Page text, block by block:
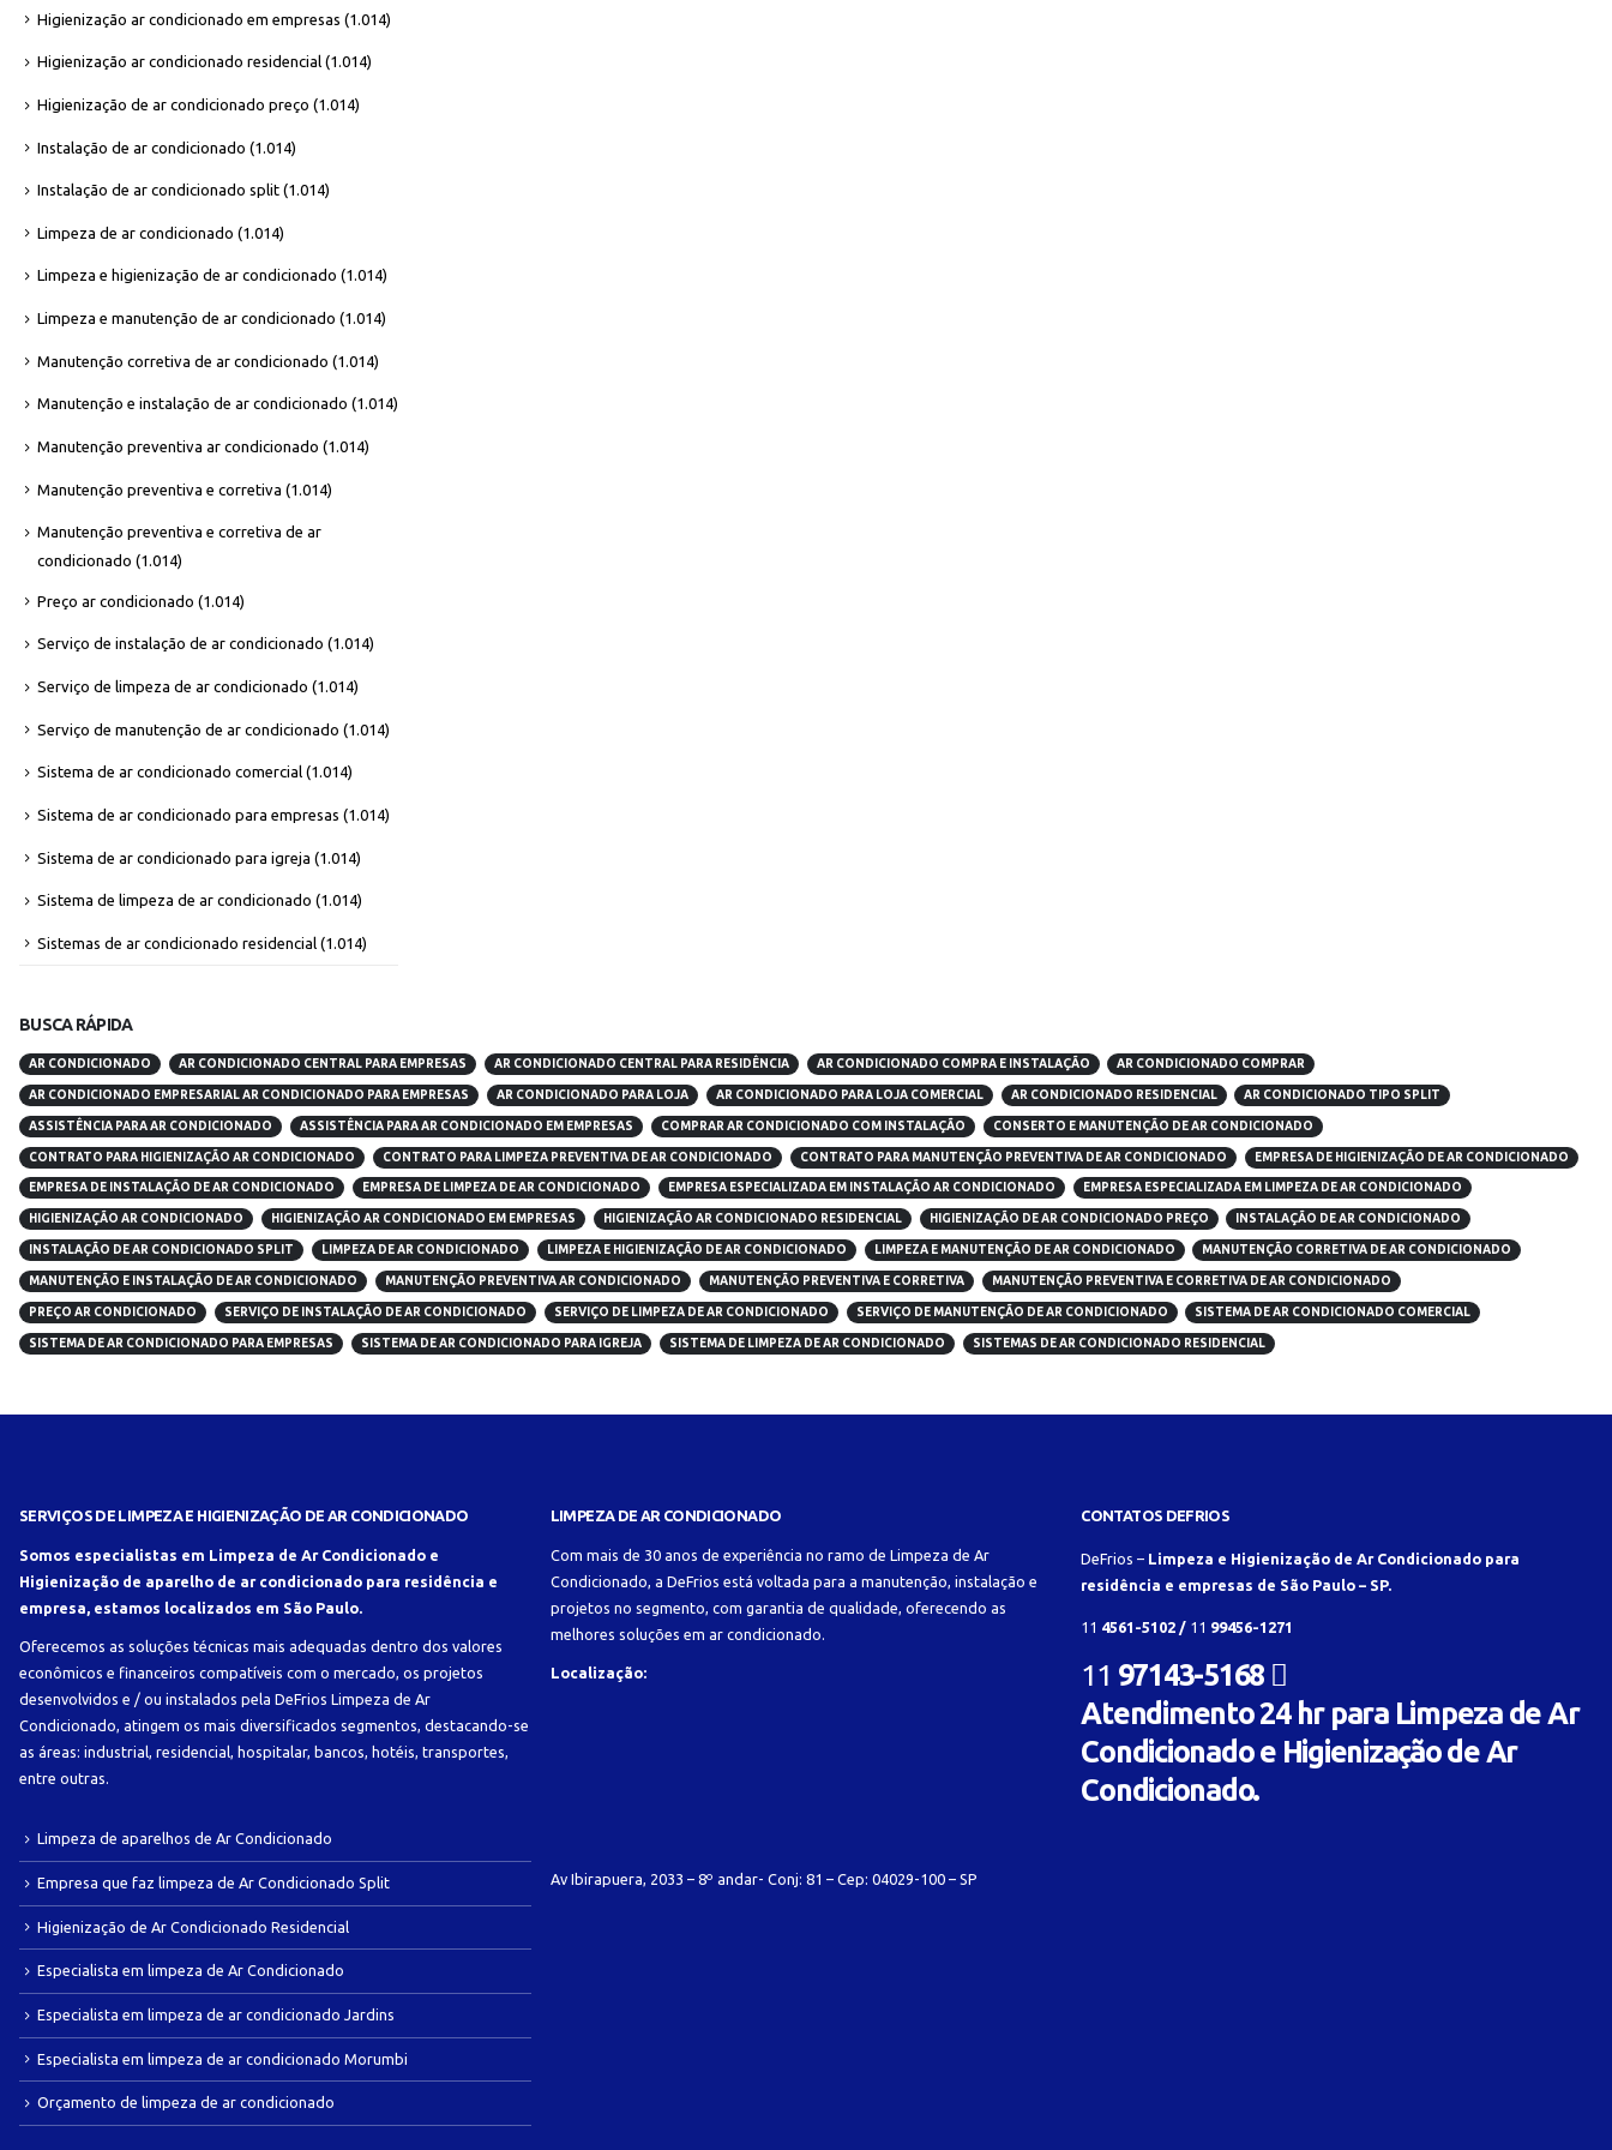
Higienização ar condicionado em empresas (1.014)
Higienização ar condicionado residencial (1.014)
Higienização de ar condicionado preço (1.014)
Instalação de ar condicionado (1.014)
Instalação de ar condicionado split (1.014)
Limpeza de ar condicionado (1.014)
Limpeza e higienização de ar condicionado (1.014)
Limpeza e manutenção de ar condicionado (1.014)
Manutenção corretiva de ar condicionado (1.014)
Manutenção e instalação de ar condicionado (1.014)
Manutenção preventiva ar condicionado (1.014)
Manutenção preventiva e corretiva (1.014)
Manutenção preventiva e corretiva de ar
condicionado (1.014)
Preço ar condicionado (1.014)
Serviço de instalação de ar condicionado (1.014)
Serviço de limpeza de ar condicionado (1.014)
Serviço de manutenção de ar condicionado (1.014)
Sistema de ar condicionado comercial (1.014)
Sistema de ar condicionado para empresas (1.014)
Sistema de ar condicionado para igreja (1.014)
Sistema de limpeza de ar condicionado (1.014)
Sistemas de ar condicionado residencial (1.014)
BUSCA RÁPIDA
AR CONDICIONADO AR CONDICIONADO CENTRAL PARA EMPRESAS AR CONDICIONADO CENTRAL PARA RESIDÊNCIA AR CONDICIONADO COMPRA E INSTALAÇÃO AR CONDICIONADO COMPRAR
AR CONDICIONADO EMPRESARIAL AR CONDICIONADO PARA EMPRESAS AR CONDICIONADO PARA LOJA AR CONDICIONADO PARA LOJA COMERCIAL AR CONDICIONADO RESIDENCIAL AR CONDICIONADO TIPO SPLIT
ASSISTÊNCIA PARA AR CONDICIONADO ASSISTÊNCIA PARA AR CONDICIONADO EM EMPRESAS COMPRAR AR CONDICIONADO COM INSTALAÇÃO CONSERTO E MANUTENÇÃO DE AR CONDICIONADO
CONTRATO PARA HIGIENIZAÇÃO AR CONDICIONADO CONTRATO PARA LIMPEZA PREVENTIVA DE AR CONDICIONADO CONTRATO PARA MANUTENÇÃO PREVENTIVA DE AR CONDICIONADO EMPRESA DE HIGIENIZAÇÃO DE AR CONDICIONADO
EMPRESA DE INSTALAÇÃO DE AR CONDICIONADO EMPRESA DE LIMPEZA DE AR CONDICIONADO EMPRESA ESPECIALIZADA EM INSTALAÇÃO AR CONDICIONADO EMPRESA ESPECIALIZADA EM LIMPEZA DE AR CONDICIONADO
HIGIENIZAÇÃO AR CONDICIONADO HIGIENIZAÇÃO AR CONDICIONADO EM EMPRESAS HIGIENIZAÇÃO AR CONDICIONADO RESIDENCIAL HIGIENIZAÇÃO DE AR CONDICIONADO PREÇO INSTALAÇÃO DE AR CONDICIONADO
INSTALAÇÃO DE AR CONDICIONADO SPLIT LIMPEZA DE AR CONDICIONADO LIMPEZA E HIGIENIZAÇÃO DE AR CONDICIONADO LIMPEZA E MANUTENÇÃO DE AR CONDICIONADO MANUTENÇÃO CORRETIVA DE AR CONDICIONADO
MANUTENÇÃO E INSTALAÇÃO DE AR CONDICIONADO MANUTENÇÃO PREVENTIVA AR CONDICIONADO MANUTENÇÃO PREVENTIVA E CORRETIVA MANUTENÇÃO PREVENTIVA E CORRETIVA DE AR CONDICIONADO
PREÇO AR CONDICIONADO SERVIÇO DE INSTALAÇÃO DE AR CONDICIONADO SERVIÇO DE LIMPEZA DE AR CONDICIONADO SERVIÇO DE MANUTENÇÃO DE AR CONDICIONADO SISTEMA DE AR CONDICIONADO COMERCIAL
SISTEMA DE AR CONDICIONADO PARA EMPRESAS SISTEMA DE AR CONDICIONADO PARA IGREJA SISTEMA DE LIMPEZA DE AR CONDICIONADO SISTEMAS DE AR CONDICIONADO RESIDENCIAL
SERVIÇOS DE LIMPEZA E HIGIENIZAÇÃO DE AR CONDICIONADO
Somos especialistas em Limpeza de Ar Condicionado e
Higienização de aparelho de ar condicionado para residência e
empresa, estamos localizados em São Paulo.
Oferecemos as soluções técnicas mais adequadas dentro dos valores
econômicos e financeiros compatíveis com o mercado, os projetos
desenvolvidos e / ou instalados pela DeFrios Limpeza de Ar
Condicionado, atingem os mais diversificados segmentos, destacando-se
as áreas: industrial, residencial, hospitalar, bancos, hotéis, transportes,
entre outras.
Limpeza de aparelhos de Ar Condicionado
Empresa que faz limpeza de Ar Condicionado Split
Higienização de Ar Condicionado Residencial
Especialista em limpeza de Ar Condicionado
Especialista em limpeza de ar condicionado Jardins
Especialista em limpeza de ar condicionado Morumbi
Orçamento de limpeza de ar condicionado
LIMPEZA DE AR CONDICIONADO
Com mais de 30 anos de experiência no ramo de Limpeza de Ar
Condicionado, a DeFrios está voltada para a manutenção, instalação e
projetos no segmento, com garantia de qualidade, oferecendo as
melhores soluções em ar condicionado.
Localização:
Av Ibirapuera, 2033 – 8º andar- Conj: 81 – Cep: 04029-100 – SP
CONTATOS DEFRIOS
DeFrios – Limpeza e Higienização de Ar Condicionado para
residência e empresas de São Paulo – SP.
11 4561-5102 / 11 99456-1271
11 97143-5168
Atendimento 24 hr para Limpeza de Ar
Condicionado e Higienização de Ar
Condicionado.